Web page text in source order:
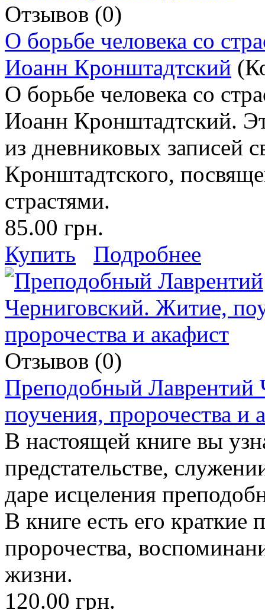
Отзывов (0)
О борьбе человека со
Иоанн Кронштадтский
О борьбе человека со
Иоанн Кронштадтский.
из дневниковых записей
Кронштадтского,
страстями.
85.00 грн.
Купить
Подробнее
Отзывов (0)
Преподобный Лаврентий
поучения, пророчества и
В настоящей книге вы
предстательстве,
даре исцеления
В книге есть его краткие
пророчества,
жизни.
120.00 грн.